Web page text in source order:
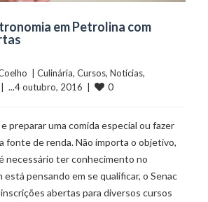
em Petrolina com
Coelho  |
Culinária, Cursos, Notícias
|  ...4 outubro, 2016  |
0
preparar uma comida especial ou fazer
fonte de renda. Não importa o objetivo,
necessário ter conhecimento no
está pensando em se qualificar, o Senac
abertas para diversos cursos